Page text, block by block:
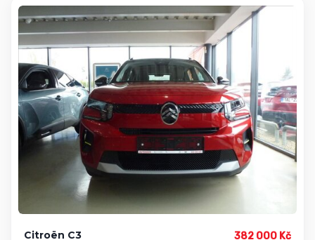
Citroën C3 382 000 Kč